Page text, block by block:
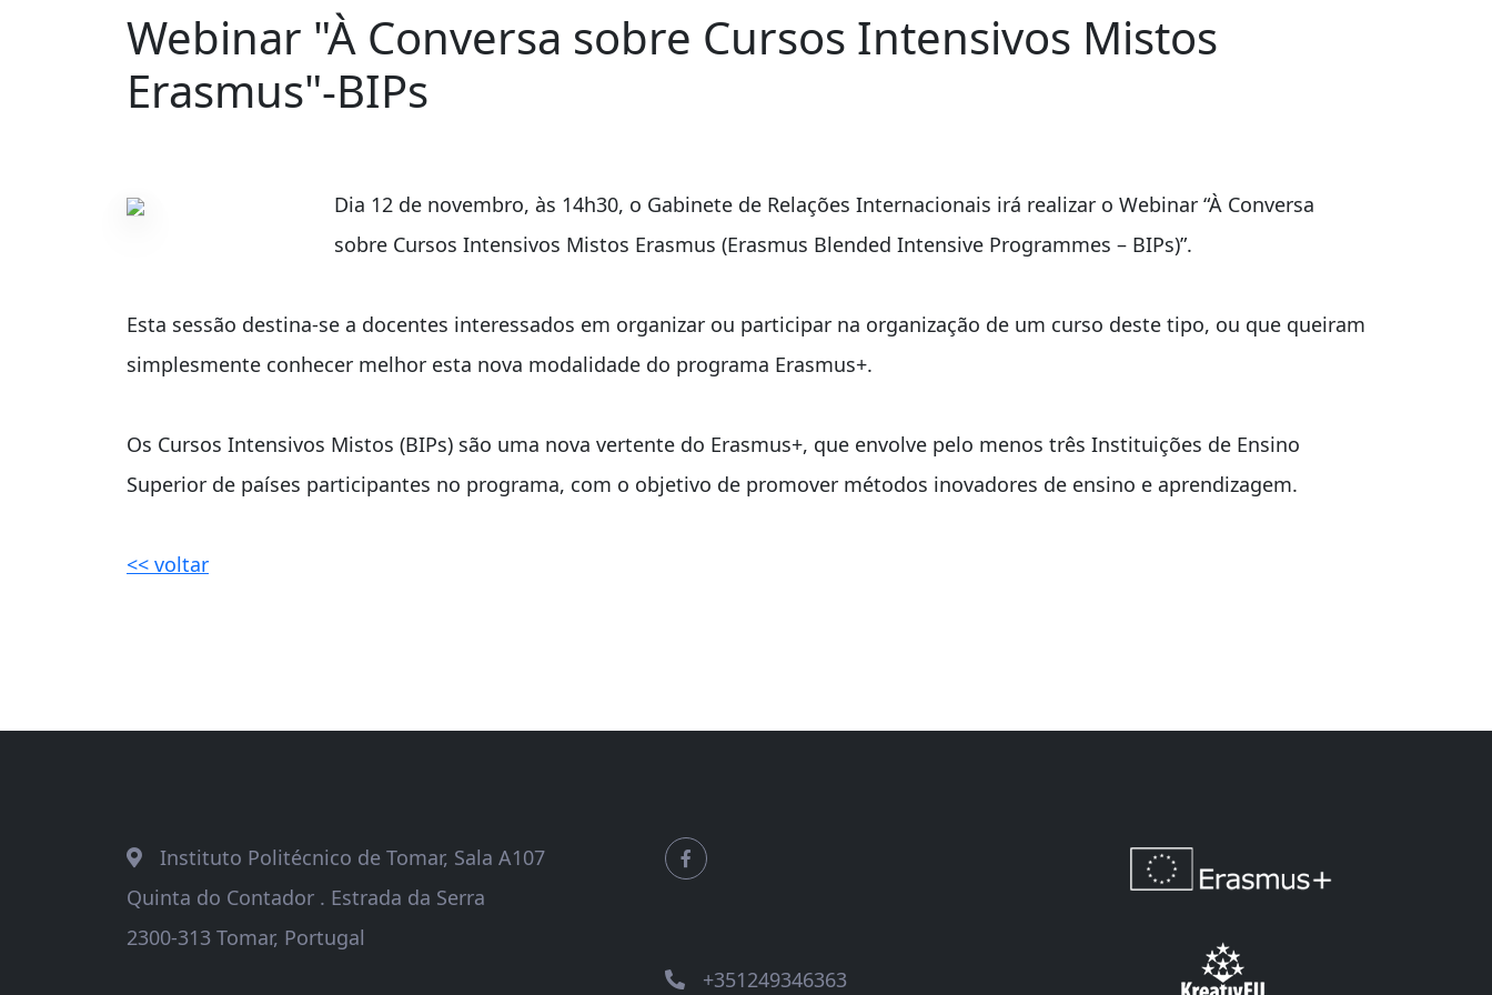
Webinar "À Conversa sobre Cursos Intensivos Mistos
Erasmus"-BIPs
Dia 12 de novembro, às 14h30, o Gabinete de Relações Internacionais irá realizar o Webinar “À Conversa
sobre Cursos Intensivos Mistos Erasmus (Erasmus Blended Intensive Programmes – BIPs)”.
Esta sessão destina-se a docentes interessados em organizar ou participar na organização de um curso deste tipo, ou que queiram
simplesmente conhecer melhor esta nova modalidade do programa Erasmus+.
Os Cursos Intensivos Mistos (BIPs) são uma nova vertente do Erasmus+, que envolve pelo menos três Instituições de Ensino
Superior de países participantes no programa, com o objetivo de promover métodos inovadores de ensino e aprendizagem.
<< voltar
Instituto Politécnico de Tomar, Sala A107
Quinta do Contador . Estrada da Serra
2300-313 Tomar, Portugal
+351249346363